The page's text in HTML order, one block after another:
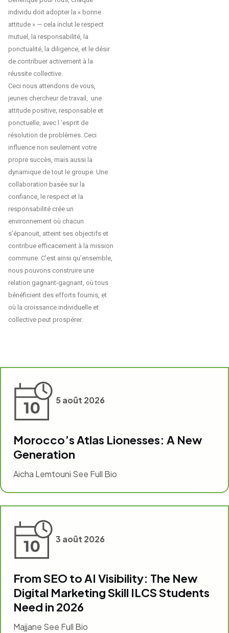
individu doit adopter la « bonne
attitude » — cela inclut le respect
mutuel, la responsabilité, la
ponctualité, la diligence, et le désir
de contribuer activement à la
réussite collective.
Ceci nous attendons de vous,
jeunes chercheur de travail, une
attitude positive, responsable et
ponctuelle, avec l ‘esprit de
résolution de problèmes. Ceci
influence non seulement votre
propre succès, mais aussi la
dynamique de tout le groupe. Une
collaboration basée sur la
confiance, le respect et la
responsabilité crée un
environnement où chacun
s’épanouit, atteint ses objectifs et
contribue efficacement à la mission
commune. C’est ainsi qu’ensemble,
nous pouvons construire une
relation gagnant-gagnant, où tous
bénéficient des efforts fournis, et
où la croissance individuelle et
collective peut prospérer.
5 août 2026
Morocco’s Atlas Lionesses: A New
Generation
Aicha Lemtouni See Full Bio
3 août 2026
From SEO to AI Visibility: The New
Digital Marketing Skill ILCS Students
Need in 2026
Majjane See Full Bio